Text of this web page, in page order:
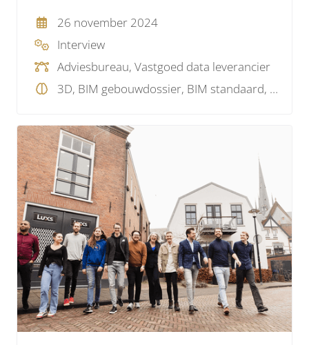
26 november 2024
Interview
Adviesbureau, Vastgoed data leverancier
3D, BIM gebouwdossier, BIM standaard, BIM visie, Model checking